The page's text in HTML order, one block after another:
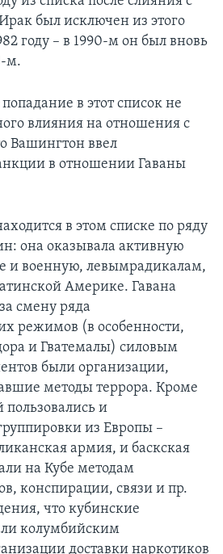
был исключен из этого
году – в 1990-м он был вновь
м.
в этот список не
влияния на отношения с
Вашингтон ввел
в отношении Гаваны
в этом списке по ряду
она оказывала активную
и военную, левымрадикалам,
Америке. Гавана
смену ряда
режимов (в особенности,
и Гватемалы) силовым
были организации,
методы террора. Кроме
пользовались и
из Европы –
армия, и баскская
на Кубе методам
конспирации, связи и пр.
что кубинские
колумбийским
доставки наркотиков